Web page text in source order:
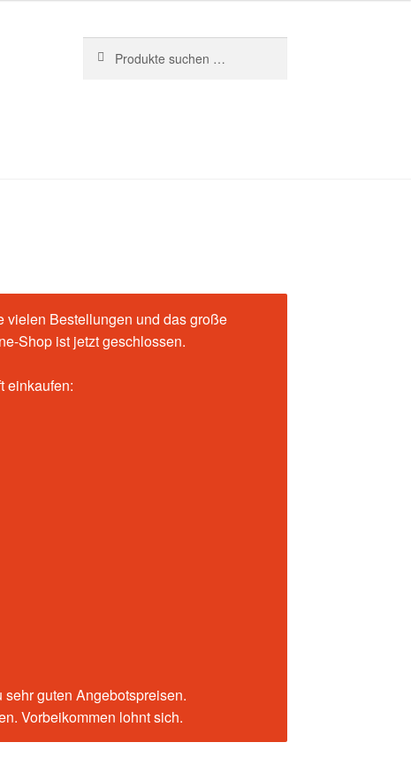
nach:
vielen Bestellungen und das große
Shop ist jetzt geschlossen.
einkaufen:
guten Angebotspreisen.
Vorbeikommen lohnt sich.